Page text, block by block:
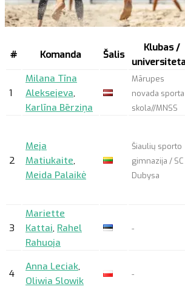
# Komanda Šalis
Klubas /
1
Milana Tīna
Aleksejeva,
Karlīna Bērziņa
Mārupes
novada sporta
skola//MNSS
2
Meja
Matiukaite,
Meida Palaikė
Šiaulių sporto
gimnazija / SC
Dubysa
3
Mariette
Kattai, Rahel
Rahuoja
-
4
Anna Leciak,
Oliwia Slowik
-